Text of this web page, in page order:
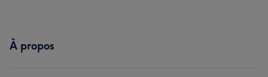
À propos